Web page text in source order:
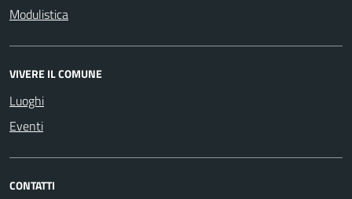
Modulistica
VIVERE IL COMUNE
Luoghi
Eventi
CONTATTI